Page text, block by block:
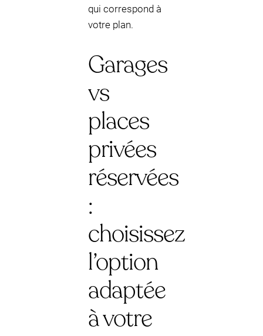
qui correspond à
votre plan.
Garages
vs
places
privées
réservées
:
choisissez
l’option
adaptée
à votre